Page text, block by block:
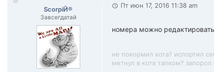
ScorpiЙ®
Завсегдатай
Пт июн 17, 2016 11:38 am
номера можно
не покормил кота? испортил
метнул в кота тапком?